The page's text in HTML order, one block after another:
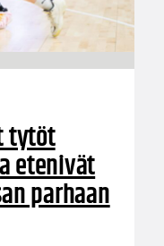
tytöt
etenivät
parhaan